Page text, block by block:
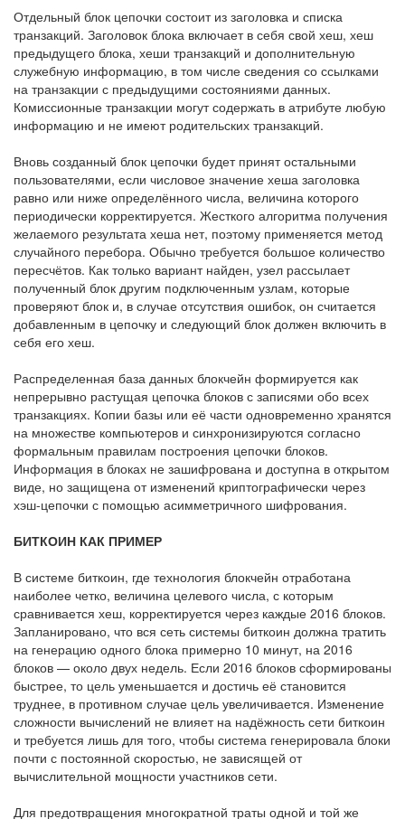
Отдельный блок цепочки состоит из заголовка и списка
транзакций. Заголовок блока включает в себя свой хеш, хеш
предыдущего блока, хеши транзакций и дополнительную
служебную информацию, в том числе сведения со ссылками
на транзакции с предыдущими состояниями данных.
Комиссионные транзакции могут содержать в атрибуте любую
информацию и не имеют родительских транзакций.
Вновь созданный блок цепочки будет принят остальными
пользователями, если числовое значение хеша заголовка
равно или ниже определённого числа, величина которого
периодически корректируется. Жесткого алгоритма получения
желаемого результата хеша нет, поэтому применяется метод
случайного перебора. Обычно требуется большое количество
пересчётов. Как только вариант найден, узел рассылает
полученный блок другим подключенным узлам, которые
проверяют блок и, в случае отсутствия ошибок, он считается
добавленным в цепочку и следующий блок должен включить в
себя его хеш.
Распределенная база данных блокчейн формируется как
непрерывно растущая цепочка блоков с записями обо всех
транзакциях. Копии базы или её части одновременно хранятся
на множестве компьютеров и синхронизируются согласно
формальным правилам построения цепочки блоков.
Информация в блоках не зашифрована и доступна в открытом
виде, но защищена от изменений криптографически через
хэш-цепочки с помощью асимметричного шифрования.
БИТКОИН КАК ПРИМЕР
В системе биткоин, где технология блокчейн отработана
наиболее четко, величина целевого числа, с которым
сравнивается хеш, корректируется через каждые 2016 блоков.
Запланировано, что вся сеть системы биткоин должна тратить
на генерацию одного блока примерно 10 минут, на 2016
блоков — около двух недель. Если 2016 блоков сформированы
быстрее, то цель уменьшается и достичь её становится
труднее, в противном случае цель увеличивается. Изменение
сложности вычислений не влияет на надёжность сети биткоин
и требуется лишь для того, чтобы система генерировала блоки
почти с постоянной скоростью, не зависящей от
вычислительной мощности участников сети.
Для предотвращения многократной траты одной и той же